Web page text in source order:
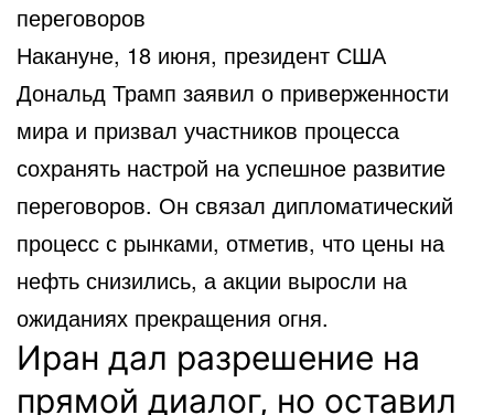
переговоров
Накануне, 18 июня, президент США
Дональд Трамп заявил о приверженности
мира и призвал участников процесса
сохранять настрой на успешное развитие
переговоров. Он связал дипломатический
процесс с рынками, отметив, что цены на
нефть снизились, а акции выросли на
ожиданиях прекращения огня.
Иран дал разрешение на
прямой диалог, но оставил